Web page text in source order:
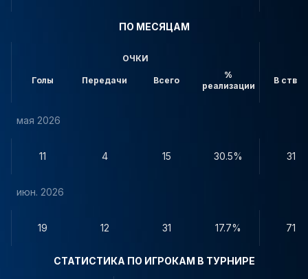
ПО МЕСЯЦАМ
ОЧКИ
Голы Передачи Всего
%
реализации
В створ
мая 2026
11 4 15 30.5% 31
июн. 2026
19 12 31 17.7% 71
СТАТИСТИКА ПО ИГРОКАМ В ТУРНИРЕ